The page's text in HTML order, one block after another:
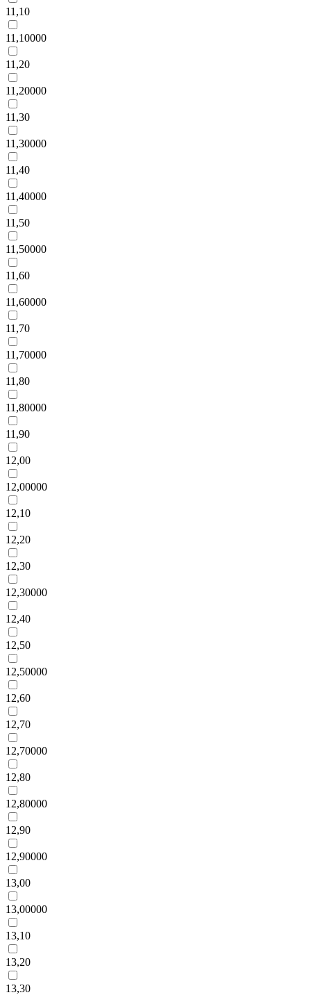
11,10
11,10000
11,20
11,20000
11,30
11,30000
11,40
11,40000
11,50
11,50000
11,60
11,60000
11,70
11,70000
11,80
11,80000
11,90
12,00
12,00000
12,10
12,20
12,30
12,30000
12,40
12,50
12,50000
12,60
12,70
12,70000
12,80
12,80000
12,90
12,90000
13,00
13,00000
13,10
13,20
13,30